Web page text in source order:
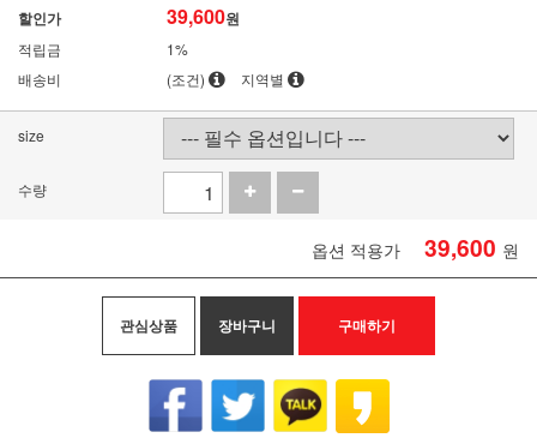
할인가 39,600원
적립금
1%
배송비
(조건) 지역별
size
수량
옵션 적용가 39,600 원
관심상품 장바구니 구매하기